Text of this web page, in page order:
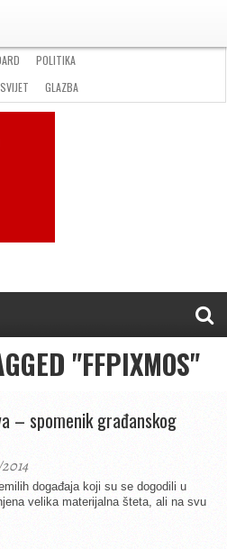
POLITIKA
SVIJET
GLAZBA
KONTAKT
"FFPIXMOS"
– spomenik građanskog
događaja koji su se dogodili u
velika materijalna šteta, ali na svu